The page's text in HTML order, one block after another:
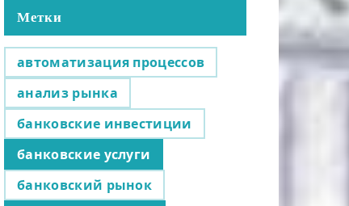
Метки
автоматизация процессов
анализ рынка
банковские инвестиции
банковские услуги
банковский рынок